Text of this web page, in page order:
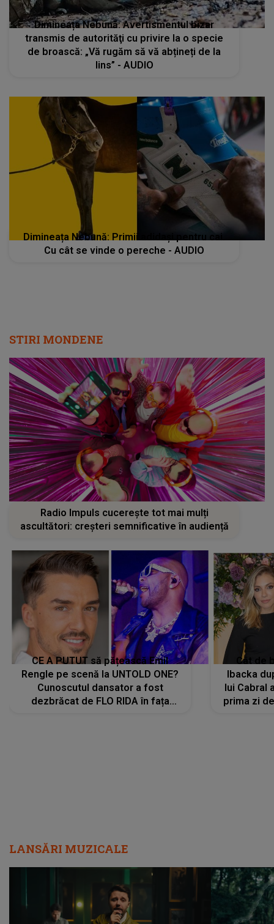
Dimineața Nebună: Avertismentul bizar
transmis de autorităţi cu privire la o specie
de broască: „Vă rugăm să vă abțineți de la
lins” - AUDIO
Dimineața Nebună: Primii adidași pentru cai.
Cu cât se vinde o pereche - AUDIO
STIRI MONDENE
Radio Impuls cucerește tot mai mulți
ascultători: creșteri semnificative în audiență
CE A PUTUT să pățească Emil
Rengle pe scenă la UNTOLD ONE?
Cunoscutul dansator a fost
dezbrăcat de FLO RIDA în fața
Cât de
Ibacka
lui Cabral
prima zi
LANSĂRI MUZICALE